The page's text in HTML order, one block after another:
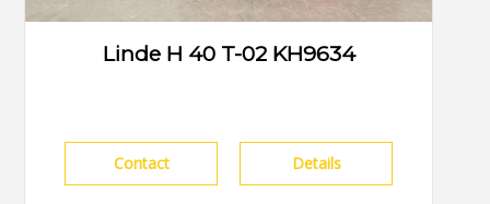
Linde H 40 T-02 KH9634
Contact Details